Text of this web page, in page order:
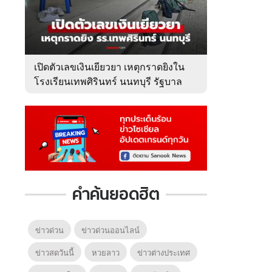
เปิดตัวเลขเงินเยียวยา เหตุกราดยิงใน
โรงเรียนเทพศิรินทร์ นนทบุรี รัฐบาล
คำค้นยอดฮิต
ข่าวด่วน
ข่าวด่วนออนไลน์
ข่าวสดวันนี้
หวยลาว
ข่าวต่างประเทศ